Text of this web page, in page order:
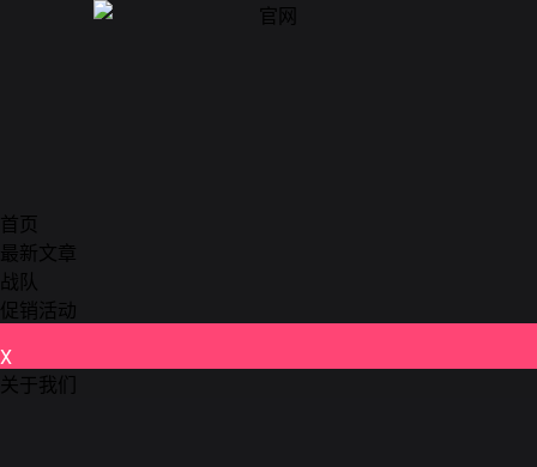
首页
最新文章
战队
促销活动
X
关于我们